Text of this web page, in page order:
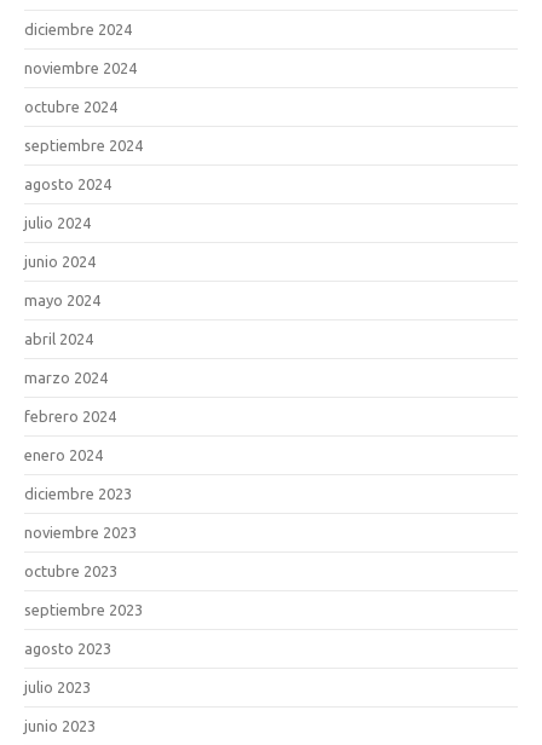
diciembre 2024
noviembre 2024
octubre 2024
septiembre 2024
agosto 2024
julio 2024
junio 2024
mayo 2024
abril 2024
marzo 2024
febrero 2024
enero 2024
diciembre 2023
noviembre 2023
octubre 2023
septiembre 2023
agosto 2023
julio 2023
junio 2023